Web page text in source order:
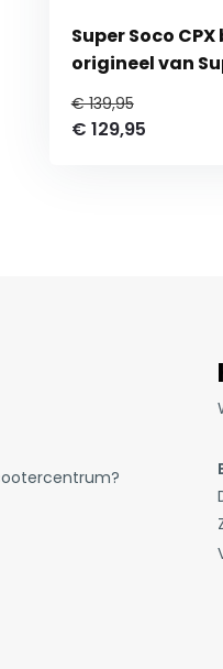
Super Soco
origineel van
€ 139,95
€ 129,95